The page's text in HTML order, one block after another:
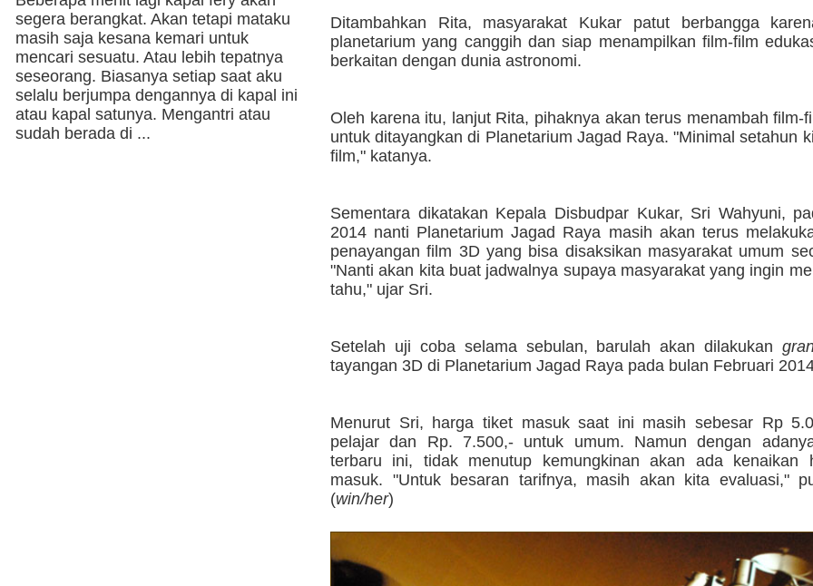
segera berangkat. Akan tetapi mataku
masih saja kesana kemari untuk
mencari sesuatu. Atau lebih tepatnya
seseorang. Biasanya setiap saat aku
selalu berjumpa dengannya di kapal ini
atau kapal satunya. Mengantri atau
sudah berada di ...
Ditambahkan Rita, masyarakat Kukar patut berbangga
planetarium yang canggih dan siap menampilkan film-film
berkaitan dengan dunia astronomi.
Oleh karena itu, lanjut Rita, pihaknya akan terus menambah film-
untuk ditayangkan di Planetarium Jagad Raya. "Minimal setahun
film," katanya.
Sementara dikatakan Kepala Disbudpar Kukar, Sri Wahyuni,
2014 nanti Planetarium Jagad Raya masih akan terus
penayangan film 3D yang bisa disaksikan masyarakat umum
"Nanti akan kita buat jadwalnya supaya masyarakat yang ingin
tahu," ujar Sri.
Setelah uji coba selama sebulan, barulah akan dilakukan
tayangan 3D di Planetarium Jagad Raya pada bulan Februari
Menurut Sri, harga tiket masuk saat ini masih sebesar Rp
pelajar dan Rp. 7.500,- untuk umum. Namun dengan
terbaru ini, tidak menutup kemungkinan akan ada kenaikan
masuk. "Untuk besaran tarifnya, masih akan kita evaluasi,"
(win/her)